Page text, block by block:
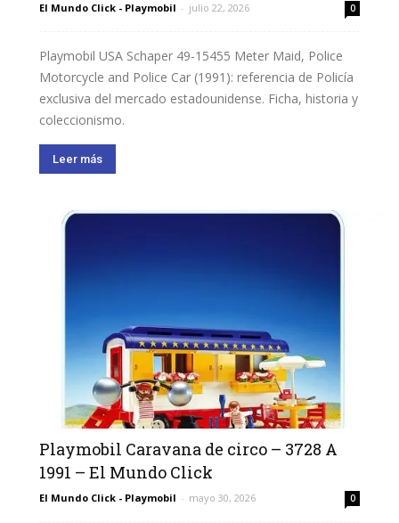
El Mundo Click - Playmobil - julio 22, 2026 0
Playmobil USA Schaper 49-15455 Meter Maid, Police
Motorcycle and Police Car (1991): referencia de Policía
exclusiva del mercado estadounidense. Ficha, historia y
coleccionismo.
Leer más
Playmobil Caravana de circo – 3728 A
1991 – El Mundo Click
El Mundo Click - Playmobil - mayo 30, 2026 0